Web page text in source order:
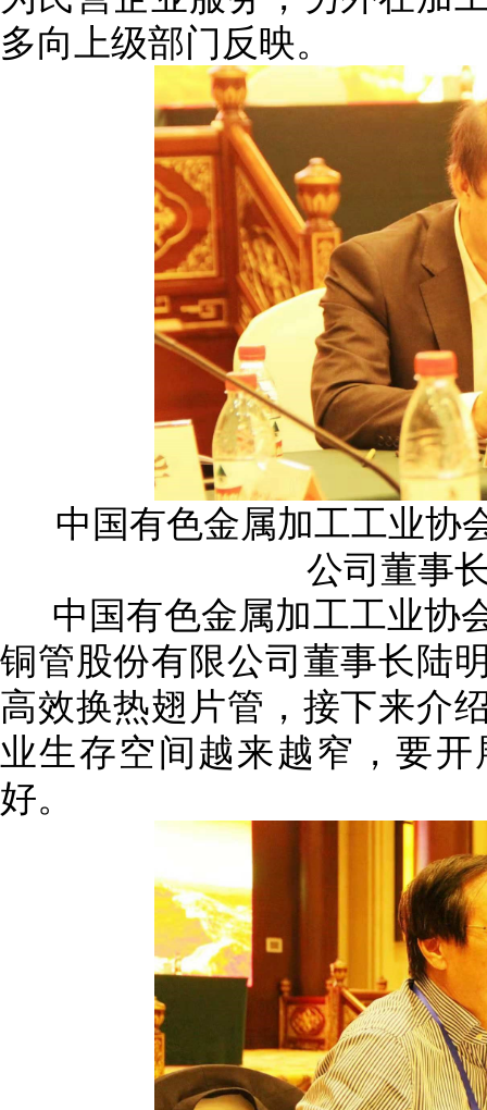
多向上级部门反映。
中国有色金属加工工业协
公司董事
中国有色金属加工工业协
铜管股份有限公司 董事长陆
高效换热翅片管，接下来介
业生存空间越来越窄，要
好。